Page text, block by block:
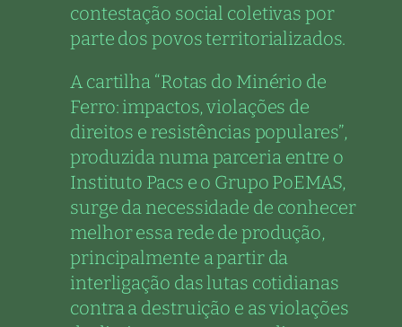
contestação social coletivas por
parte dos povos territorializados.
A cartilha “Rotas do Minério de
Ferro: impactos, violações de
direitos e resistências populares”,
produzida numa parceria entre o
Instituto Pacs e o Grupo PoEMAS,
surge da necessidade de conhecer
melhor essa rede de produção,
principalmente a partir da
interligação das lutas cotidianas
contra a destruição e as violações